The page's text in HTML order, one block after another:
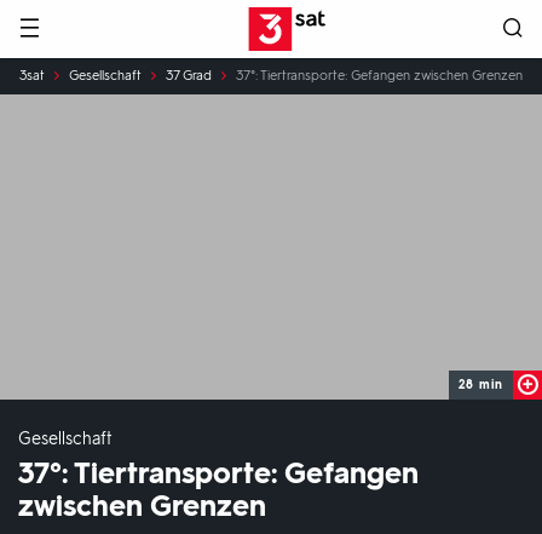
Hauptnavigation 3SAT
Sie
sind
3sat Gesellschaft 37 Grad 37°: Tiertransporte: Gefangen zwischen Grenzen
28 min
Gesellschaft
37°: Tiertransporte: Gefangen
zwischen Grenzen